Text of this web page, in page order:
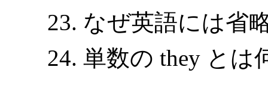
23. なぜ英語には省
24. 単数の they とは